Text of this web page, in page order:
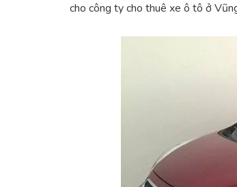
cho công ty cho thuê xe ô tô ở